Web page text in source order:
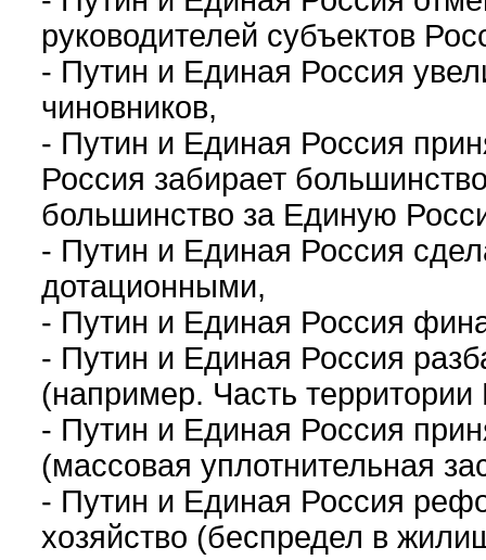
руководителей субъектов
- Путин и Единая Россия
чиновников,
- Путин и Единая Россия
Россия забирает
большинство за Единую
- Путин и Единая Россия
дотационными,
- Путин и Единая Россия
- Путин и Единая Россия
(например. Часть
- Путин и Единая Россия
(массовая уплотнительная
- Путин и Единая Россия
хозяйство (беспредел в